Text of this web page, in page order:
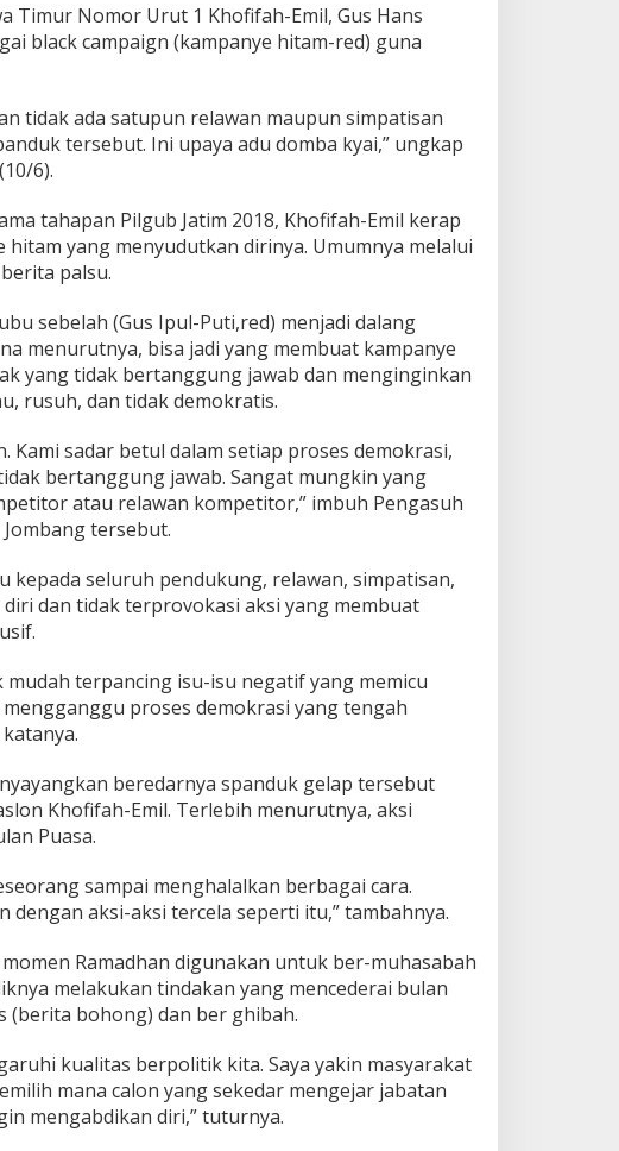
Timur Nomor Urut 1 Khofifah-Emil, Gus Hans
black campaign (kampanye hitam-red) guna
tidak ada satupun relawan maupun simpatisan
tersebut. Ini upaya adu domba kyai,” ungkap
6).
tahapan Pilgub Jatim 2018, Khofifah-Emil kerap
yang menyudutkan dirinya. Umumnya melalui
palsu.
sebelah (Gus Ipul-Puti,red) menjadi dalang
menurutnya, bisa jadi yang membuat kampanye
yang tidak bertanggung jawab dan menginginkan
rusuh, dan tidak demokratis.
Kami sadar betul dalam setiap proses demokrasi,
bertanggung jawab. Sangat mungkin yang
atau relawan kompetitor,” imbuh Pengasuh
tersebut.
kepada seluruh pendukung, relawan, simpatisan,
dan tidak terprovokasi aksi yang membuat
mudah terpancing isu-isu negatif yang memicu
proses demokrasi yang tengah
beredarnya spanduk gelap tersebut
Khofifah-Emil. Terlebih menurutnya, aksi
Puasa.
sampai menghalalkan berbagai cara.
dengan aksi-aksi tercela seperti itu,” tambahnya.
Ramadhan digunakan untuk ber-muhasabah
melakukan tindakan yang mencederai bulan
(berita bohong) dan ber ghibah.
kualitas berpolitik kita. Saya yakin masyarakat
mana calon yang sekedar mengejar jabatan
mengabdikan diri,” tuturnya.